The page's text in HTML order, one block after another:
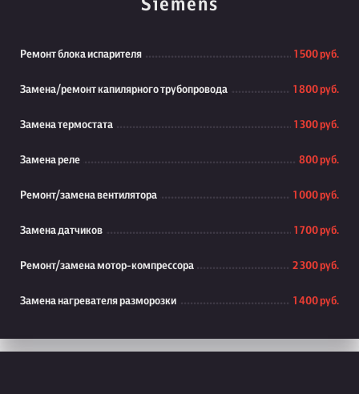
Siemens
Ремонт блока испарителя 1 500 руб.
Замена/ремонт капилярного трубопровода 1 800 руб.
Замена термостата 1 300 руб.
Замена реле 800 руб.
Ремонт/замена вентилятора 1 000 руб.
Замена датчиков 1 700 руб.
Ремонт/замена мотор-компрессора 2 300 руб.
Замена нагревателя разморозки 1 400 руб.